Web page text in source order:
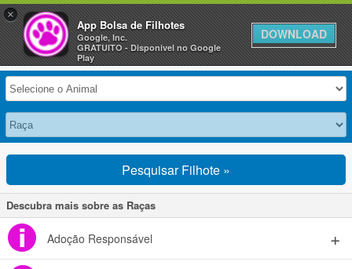
Anuncie Grátis »
Selecione seu Animal
Pesquisar Filhote »
Descubra mais sobre as Raças
Adoção Responsável
×
App Bolsa de Filhotes
Google, Inc.
GRATUITO - Disponivel no Google
Play
DOWNLOAD